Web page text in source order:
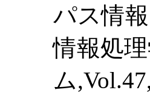
パス情
情報処
ム